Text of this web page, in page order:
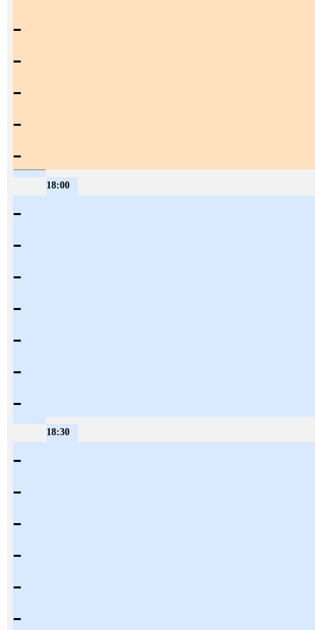
-
-
-
-
-
18:00
-
-
-
-
-
-
-
18:30
-
-
-
-
-
-